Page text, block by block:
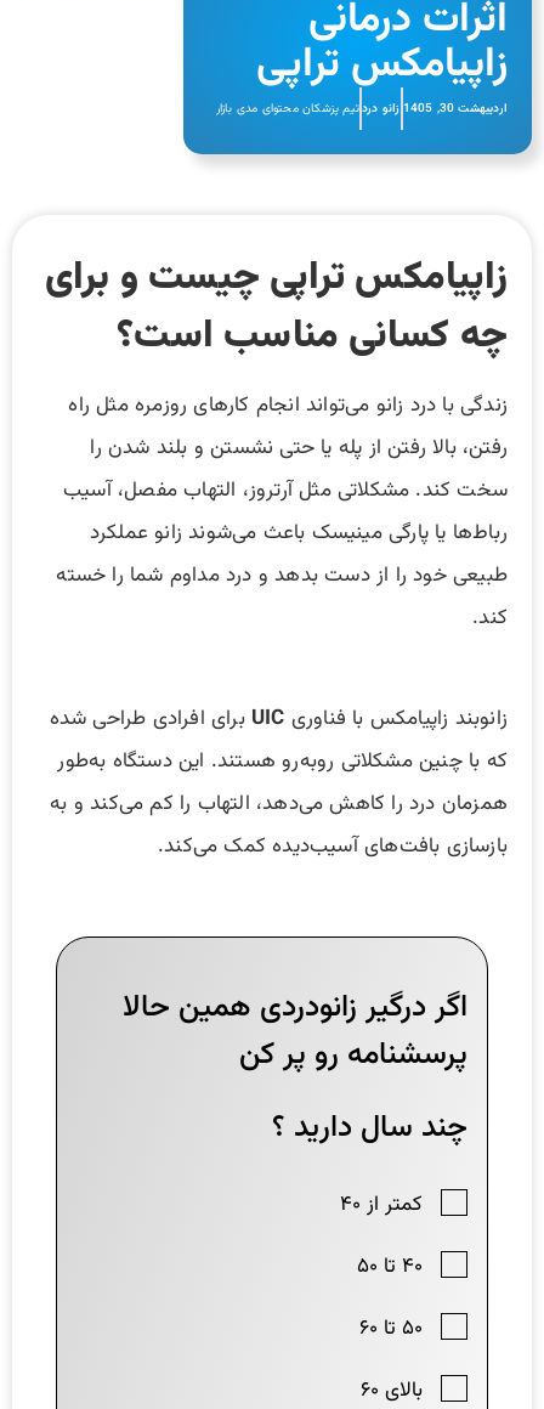
اثرات درمانی
زاپیامکس تراپی
اردیبهشت 30, 1405 زانو دردتیم پزشکان محتوای مدی بازار
زاپیامکس تراپی چیست و برای
چه کسانی مناسب است؟
زندگی با درد زانو می‌تواند انجام کارهای روزمره مثل راه
رفتن، بالا رفتن از پله یا حتی نشستن و بلند شدن را
سخت کند. مشکلاتی مثل آرتروز، التهاب مفصل، آسیب
رباط‌ها یا پارگی مینیسک باعث می‌شوند زانو عملکرد
طبیعی خود را از دست بدهد و درد مداوم شما را خسته
کند.
زانوبند زاپیامکس با فناوری UIC برای افرادی طراحی شده
که با چنین مشکلاتی روبه‌رو هستند. این دستگاه به‌طور
همزمان درد را کاهش می‌دهد، التهاب را کم می‌کند و به
بازسازی بافت‌های آسیب‌دیده کمک می‌کند.